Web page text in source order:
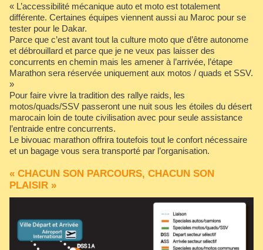
« L’accessibilité mécanique auto et moto est totalement
différente. Certaines équipes viennent aussi au Maroc pour se
tester pour le Dakar.
Parce que c’est avant tout la culture moto que d’être autonome
et débrouillard et parce que je ne veux pas laisser des
concurrents en chemin mais les amener à l’arrivée, l’étape
Marathon sera réservée uniquement aux motos / quads et SSV.
»
Pour faire vivre la tradition des rallye raids, les
motos/quads/SSV passeront une nuit sous les étoiles du désert
marocain loin de toute civilisation avec pour seule assistance
l’entraide entre concurrents.
Le bivouac marathon offrira toutefois tout le confort nécessaire
et un bagage vous sera transporté par l’organisation.
« CHACUN SON PARCOURS, CHACUN SON
PLAISIR »